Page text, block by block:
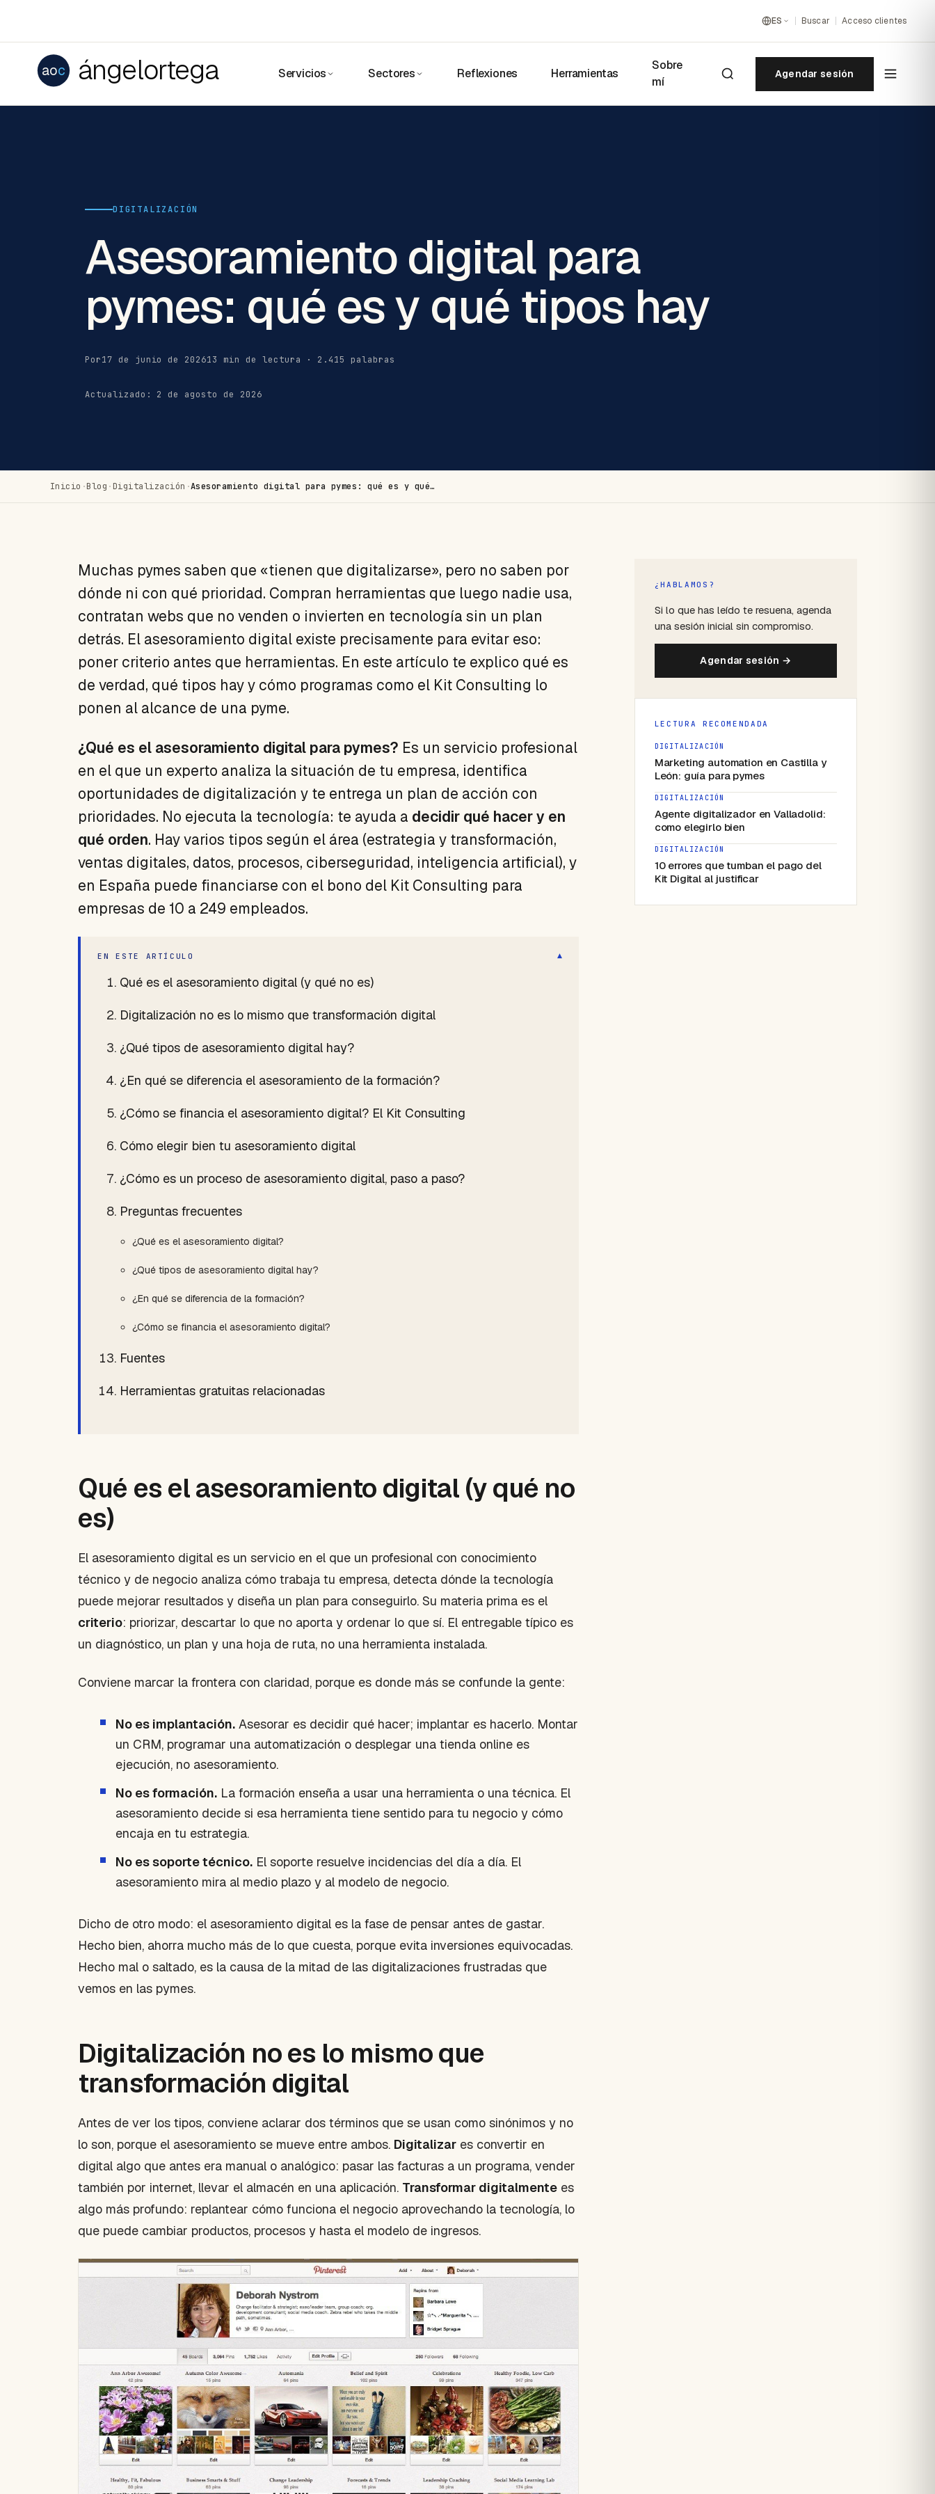
ES Buscar Acceso clientes
aoc ángelortega Servicios Sectores Reflexiones Herramientas
Sobre
mí
Agendar sesión
DIGITALIZACIÓN
Asesoramiento digital para
pymes: qué es y qué tipos hay
Por17 de junio de 202613 min de lectura · 2.415 palabras
Actualizado: 2 de agosto de 2026
Inicio ·Blog · Digitalización ·Asesoramiento digital para pymes: qué es y qué…
Muchas pymes saben que «tienen que digitalizarse», pero no saben por
dónde ni con qué prioridad. Compran herramientas que luego nadie usa,
contratan webs que no venden o invierten en tecnología sin un plan
detrás. El asesoramiento digital existe precisamente para evitar eso:
poner criterio antes que herramientas. En este artículo te explico qué es
de verdad, qué tipos hay y cómo programas como el Kit Consulting lo
ponen al alcance de una pyme.
¿Qué es el asesoramiento digital para pymes? Es un servicio profesional
en el que un experto analiza la situación de tu empresa, identifica
oportunidades de digitalización y te entrega un plan de acción con
prioridades. No ejecuta la tecnología: te ayuda a decidir qué hacer y en
qué orden. Hay varios tipos según el área (estrategia y transformación,
ventas digitales, datos, procesos, ciberseguridad, inteligencia artificial), y
en España puede financiarse con el bono del Kit Consulting para
empresas de 10 a 249 empleados.
EN ESTE ARTÍCULO ▾
Qué es el asesoramiento digital (y qué no es)
Digitalización no es lo mismo que transformación digital
¿Qué tipos de asesoramiento digital hay?
¿En qué se diferencia el asesoramiento de la formación?
¿Cómo se financia el asesoramiento digital? El Kit Consulting
Cómo elegir bien tu asesoramiento digital
¿Cómo es un proceso de asesoramiento digital, paso a paso?
Preguntas frecuentes
¿Qué es el asesoramiento digital?
¿Qué tipos de asesoramiento digital hay?
¿En qué se diferencia de la formación?
¿Cómo se financia el asesoramiento digital?
Fuentes
Herramientas gratuitas relacionadas
Qué es el asesoramiento digital (y qué no
es)
El asesoramiento digital es un servicio en el que un profesional con conocimiento
técnico y de negocio analiza cómo trabaja tu empresa, detecta dónde la tecnología
puede mejorar resultados y diseña un plan para conseguirlo. Su materia prima es el
criterio: priorizar, descartar lo que no aporta y ordenar lo que sí. El entregable típico es
un diagnóstico, un plan y una hoja de ruta, no una herramienta instalada.
Conviene marcar la frontera con claridad, porque es donde más se confunde la gente:
No es implantación. Asesorar es decidir qué hacer; implantar es hacerlo. Montar
un CRM, programar una automatización o desplegar una tienda online es
ejecución, no asesoramiento.
No es formación. La formación enseña a usar una herramienta o una técnica. El
asesoramiento decide si esa herramienta tiene sentido para tu negocio y cómo
encaja en tu estrategia.
No es soporte técnico. El soporte resuelve incidencias del día a día. El
asesoramiento mira al medio plazo y al modelo de negocio.
Dicho de otro modo: el asesoramiento digital es la fase de pensar antes de gastar.
Hecho bien, ahorra mucho más de lo que cuesta, porque evita inversiones equivocadas.
Hecho mal o saltado, es la causa de la mitad de las digitalizaciones frustradas que
vemos en las pymes.
Digitalización no es lo mismo que
transformación digital
Antes de ver los tipos, conviene aclarar dos términos que se usan como sinónimos y no
lo son, porque el asesoramiento se mueve entre ambos. Digitalizar es convertir en
digital algo que antes era manual o analógico: pasar las facturas a un programa, vender
también por internet, llevar el almacén en una aplicación. Transformar digitalmente es
algo más profundo: replantear cómo funciona el negocio aprovechando la tecnología, lo
que puede cambiar productos, procesos y hasta el modelo de ingresos.
¿HABLAMOS?
Si lo que has leído te resuena, agenda
una sesión inicial sin compromiso.
Agendar sesión →
LECTURA RECOMENDADA
DIGITALIZACIÓN
Marketing automation en Castilla y
León: guía para pymes
DIGITALIZACIÓN
Agente digitalizador en Valladolid:
como elegirlo bien
DIGITALIZACIÓN
10 errores que tumban el pago del
Kit Digital al justificar